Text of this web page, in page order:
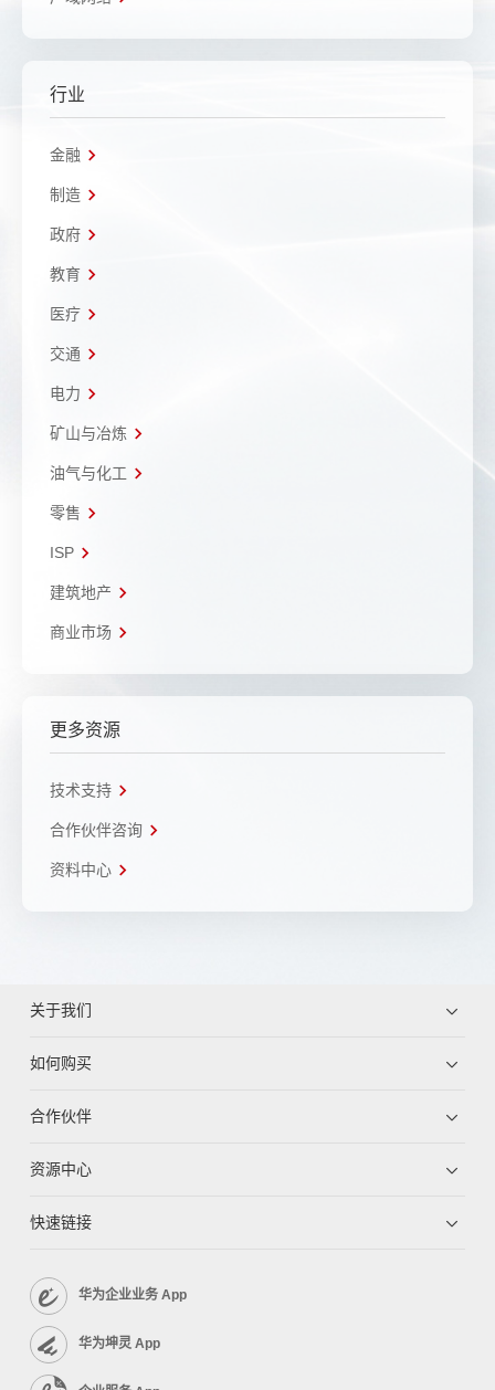
行业
金融
制造
政府
教育
医疗
交通
电力
矿山与冶炼
油气与化工
零售
ISP
建筑地产
商业市场
更多资源
技术支持
合作伙伴咨询
资料中心
关于我们
如何购买
合作伙伴
资源中心
快速链接
华为企业业务 App
华为坤灵 App